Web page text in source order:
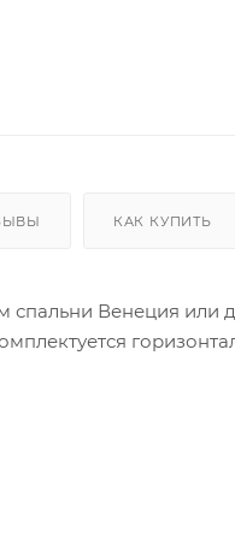
КАК КУПИТЬ
спальни Венеция